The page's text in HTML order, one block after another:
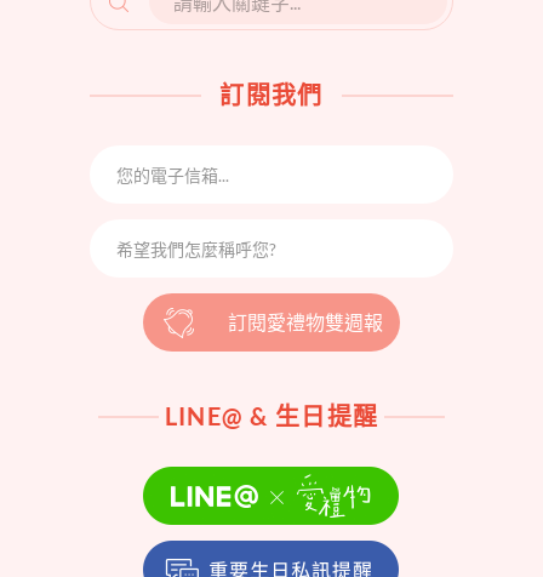
FOR:
訂閱我們
訂閱愛禮物雙週報
LINE@ & 生日提醒